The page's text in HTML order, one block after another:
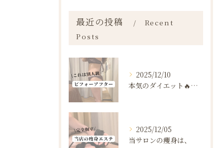
最近の投稿
Recent
Posts
2025/12/10
本気のダイエット🔥🔥🔥
2025/12/05
当サロンの痩身は、